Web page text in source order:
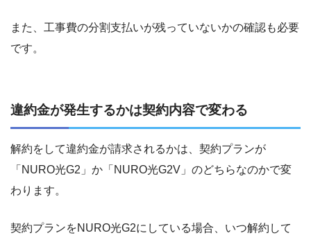
また、工事費の分割支払いが残っていないかの確認も必要
です。
違約金が発生するかは契約内容で変わる
解約をして違約金が請求されるかは、契約プランが
「NURO光G2」か「NURO光G2V」のどちらなのかで変
わります。
契約プランをNURO光G2にしている場合、いつ解約して